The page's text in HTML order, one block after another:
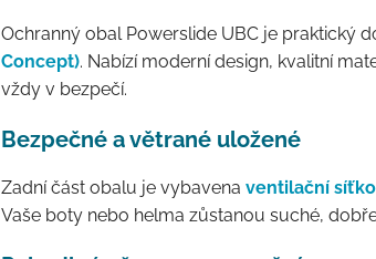
Ochranný obal Powerslide UBC je praktický
Concept). Nabízí moderní design, kvalitní
vždy v bezpečí.
Bezpečné a větrané uložené
Zadní část obalu je vybavena ventilační
Vaše boty nebo helma zůstanou suché,